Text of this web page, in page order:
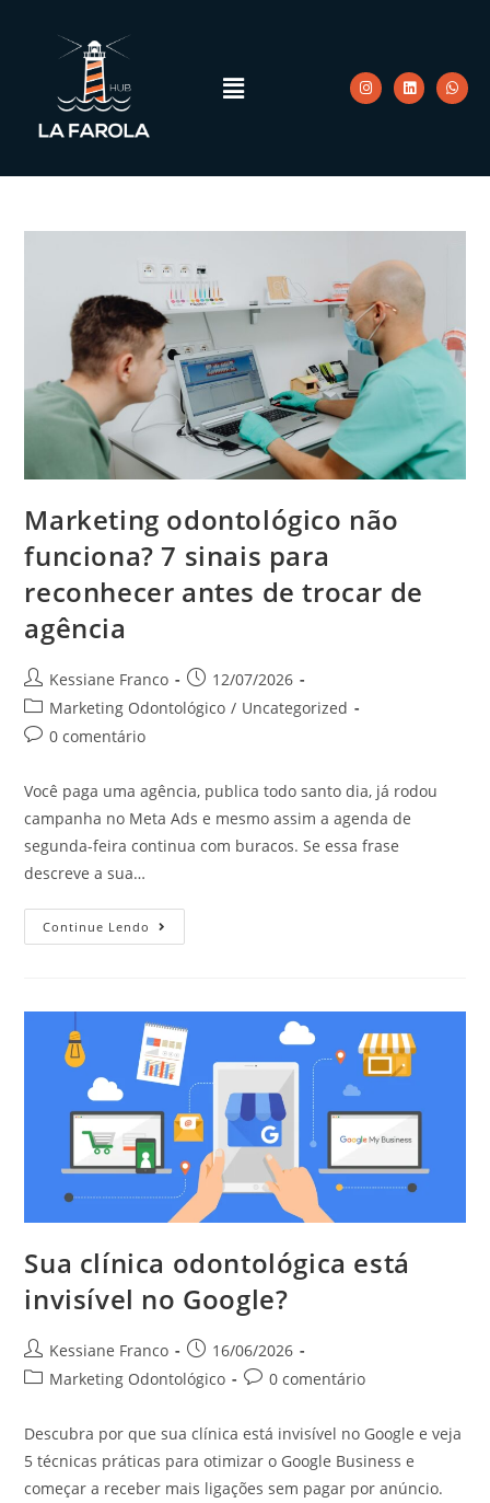
Marketing odontológico não
funciona? 7 sinais para
reconhecer antes de trocar de
agência
Kessiane Franco
12/07/2026
Marketing Odontológico / Uncategorized
0 comentário
Você paga uma agência, publica todo santo dia, já rodou
campanha no Meta Ads e mesmo assim a agenda de
segunda-feira continua com buracos. Se essa frase
descreve a sua…
Continue Lendo
Sua clínica odontológica está
invisível no Google?
Kessiane Franco
16/06/2026
Marketing Odontológico
0 comentário
Descubra por que sua clínica está invisível no Google e veja
5 técnicas práticas para otimizar o Google Business e
começar a receber mais ligações sem pagar por anúncio.